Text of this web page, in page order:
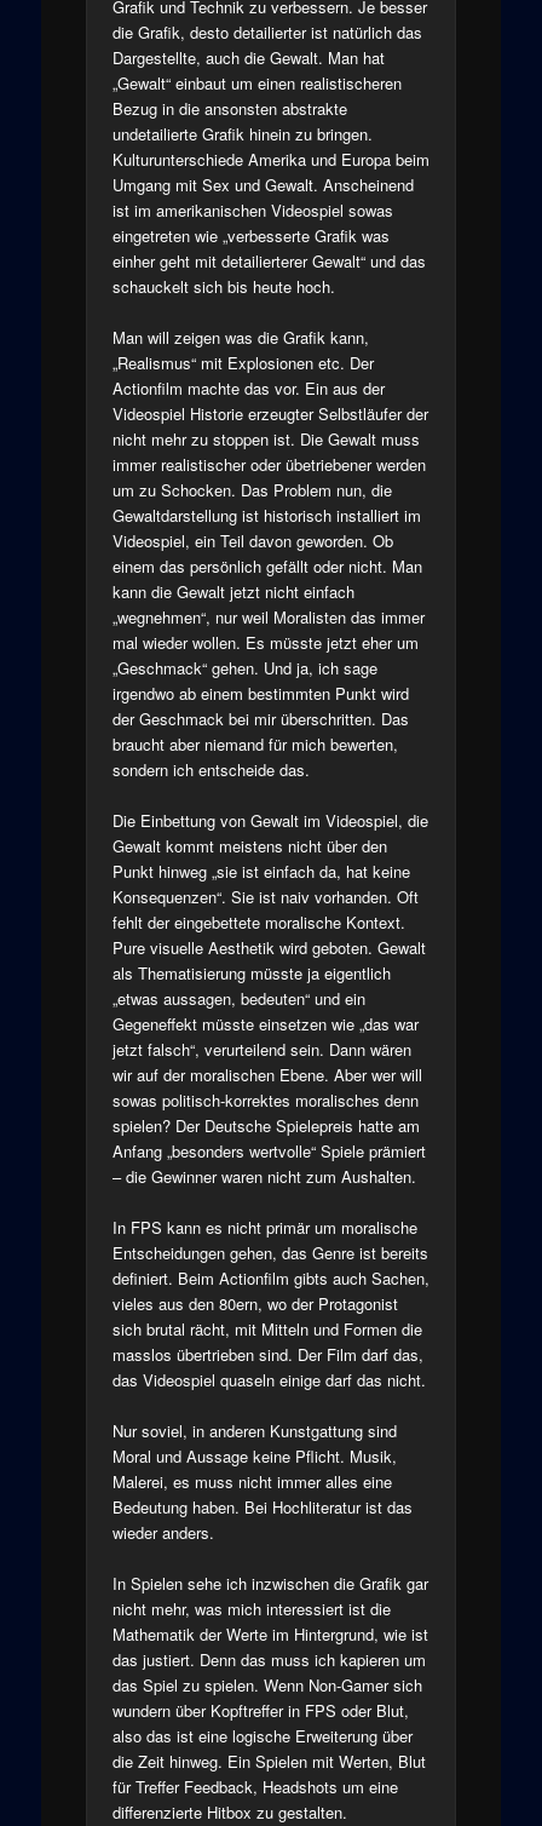
Grafik und Technik zu verbessern. Je besser
die Grafik, desto detailierter ist natürlich das
Dargestellte, auch die Gewalt. Man hat
„Gewalt“ einbaut um einen realistischeren
Bezug in die ansonsten abstrakte
undetailierte Grafik hinein zu bringen.
Kulturunterschiede Amerika und Europa beim
Umgang mit Sex und Gewalt. Anscheinend
ist im amerikanischen Videospiel sowas
eingetreten wie „verbesserte Grafik was
einher geht mit detailierterer Gewalt“ und das
schauckelt sich bis heute hoch.
Man will zeigen was die Grafik kann,
„Realismus“ mit Explosionen etc. Der
Actionfilm machte das vor. Ein aus der
Videospiel Historie erzeugter Selbstläufer der
nicht mehr zu stoppen ist. Die Gewalt muss
immer realistischer oder übetriebener werden
um zu Schocken. Das Problem nun, die
Gewaltdarstellung ist historisch installiert im
Videospiel, ein Teil davon geworden. Ob
einem das persönlich gefällt oder nicht. Man
kann die Gewalt jetzt nicht einfach
„wegnehmen“, nur weil Moralisten das immer
mal wieder wollen. Es müsste jetzt eher um
„Geschmack“ gehen. Und ja, ich sage
irgendwo ab einem bestimmten Punkt wird
der Geschmack bei mir überschritten. Das
braucht aber niemand für mich bewerten,
sondern ich entscheide das.
Die Einbettung von Gewalt im Videospiel, die
Gewalt kommt meistens nicht über den
Punkt hinweg „sie ist einfach da, hat keine
Konsequenzen“. Sie ist naiv vorhanden. Oft
fehlt der eingebettete moralische Kontext.
Pure visuelle Aesthetik wird geboten. Gewalt
als Thematisierung müsste ja eigentlich
„etwas aussagen, bedeuten“ und ein
Gegeneffekt müsste einsetzen wie „das war
jetzt falsch“, verurteilend sein. Dann wären
wir auf der moralischen Ebene. Aber wer will
sowas politisch-korrektes moralisches denn
spielen? Der Deutsche Spielepreis hatte am
Anfang „besonders wertvolle“ Spiele prämiert
– die Gewinner waren nicht zum Aushalten.
In FPS kann es nicht primär um moralische
Entscheidungen gehen, das Genre ist bereits
definiert. Beim Actionfilm gibts auch Sachen,
vieles aus den 80ern, wo der Protagonist
sich brutal rächt, mit Mitteln und Formen die
masslos übertrieben sind. Der Film darf das,
das Videospiel quaseln einige darf das nicht.
Nur soviel, in anderen Kunstgattung sind
Moral und Aussage keine Pflicht. Musik,
Malerei, es muss nicht immer alles eine
Bedeutung haben. Bei Hochliteratur ist das
wieder anders.
In Spielen sehe ich inzwischen die Grafik gar
nicht mehr, was mich interessiert ist die
Mathematik der Werte im Hintergrund, wie ist
das justiert. Denn das muss ich kapieren um
das Spiel zu spielen. Wenn Non-Gamer sich
wundern über Kopftreffer in FPS oder Blut,
also das ist eine logische Erweiterung über
die Zeit hinweg. Ein Spielen mit Werten, Blut
für Treffer Feedback, Headshots um eine
differenzierte Hitbox zu gestalten.